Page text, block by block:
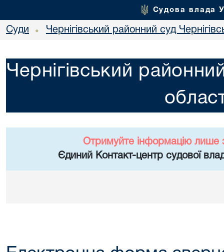
Судова влада
Суди • Чернігівський районний суд
Чернігівський
Отримуйте інформацію лише
Єдиний Контакт-центр судової